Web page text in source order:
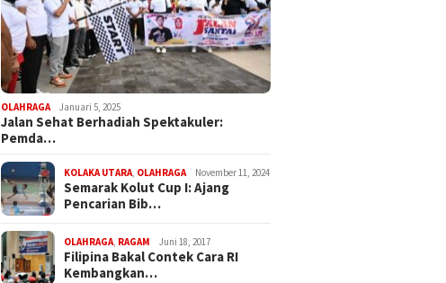
OLAHRAGA Januari 5, 2025
Jalan Sehat Berhadiah Spektakuler:
Pemda…
KOLAKA UTARA, OLAHRAGA November 11, 2024
Semarak Kolut Cup I: Ajang
Pencarian Bib…
OLAHRAGA, RAGAM Juni 18, 2017
Filipina Bakal Contek Cara RI
Kembangkan…